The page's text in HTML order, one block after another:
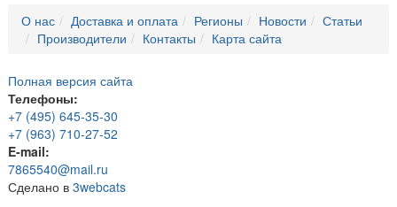
О нас Доставка и оплата Регионы Новости
Статьи
Производители
Контакты Карта сайта
Полная версия сайта
Телефоны:
+7 (495) 645-35-30
+7 (963) 710-27-52
E-mail:
7865540@mail.ru
Сделано в 3webcats